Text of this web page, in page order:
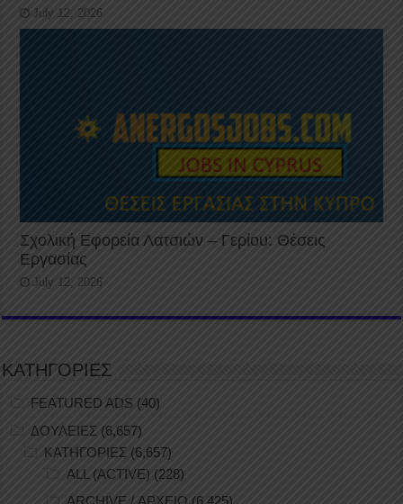
July 12, 2026
Σχολική Εφορεία Λατσιών – Γερίου: Θέσεις
Εργασίας
July 12, 2026
ΚΑΤΗΓΟΡΙΕΣ
FEATURED ADS (40)
ΔΟΥΛΕΙΕΣ (6,657)
ΚΑΤΗΓΟΡΙΕΣ (6,657)
ALL (ACTIVE) (228)
ARCHIVE / ΑΡΧΕΙΟ (6,425)